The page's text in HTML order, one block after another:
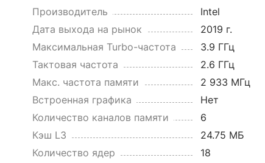
Производитель
Intel
Дата выхода на рынок
2019 г.
Максимальная Turbo-частота
3.9 ГГц
Тактовая частота
2.6 ГГц
Макс. частота памяти
2 933 МГц
Встроенная графика
Нет
Количество каналов памяти
6
Кэш L3
24.75 МБ
Количество ядер
18